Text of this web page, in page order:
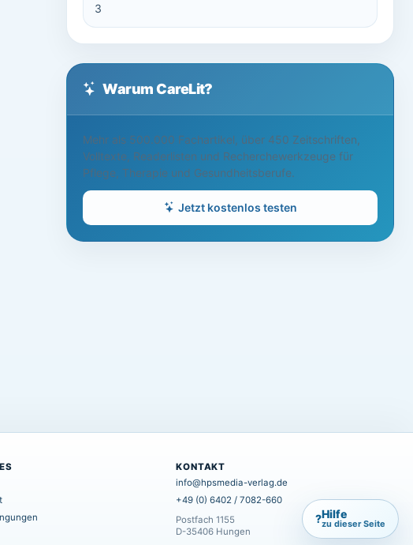
3
Warum CareLit?
Mehr als 500.000 Fachartikel, über 450 Zeitschriften,
Volltexte, Readerlisten und Recherchewerkzeuge für
Pflege, Therapie und Gesundheitsberufe.
Jetzt kostenlos testen
KONTAKT
info@hpsmedia-verlag.de
+49 (0) 6402 / 7082-660
Postfach 1155
D-35406 Hungen
?Hilfe
zu dieser Seite